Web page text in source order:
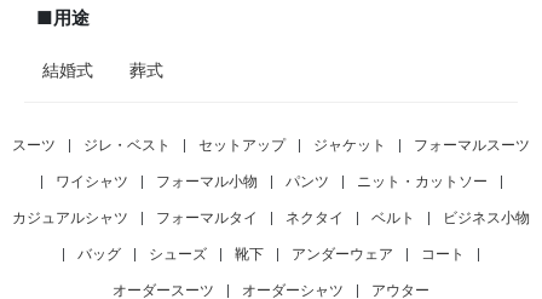
■用途
結婚式 葬式
スーツ ジレ・ベスト セットアップ ジャケット フォーマルスーツ
ワイシャツ フォーマル小物 パンツ ニット・カットソー
カジュアルシャツ フォーマルタイ ネクタイ ベルト ビジネス小物
バッグ シューズ 靴下 アンダーウェア コート
オーダースーツ オーダーシャツ アウター